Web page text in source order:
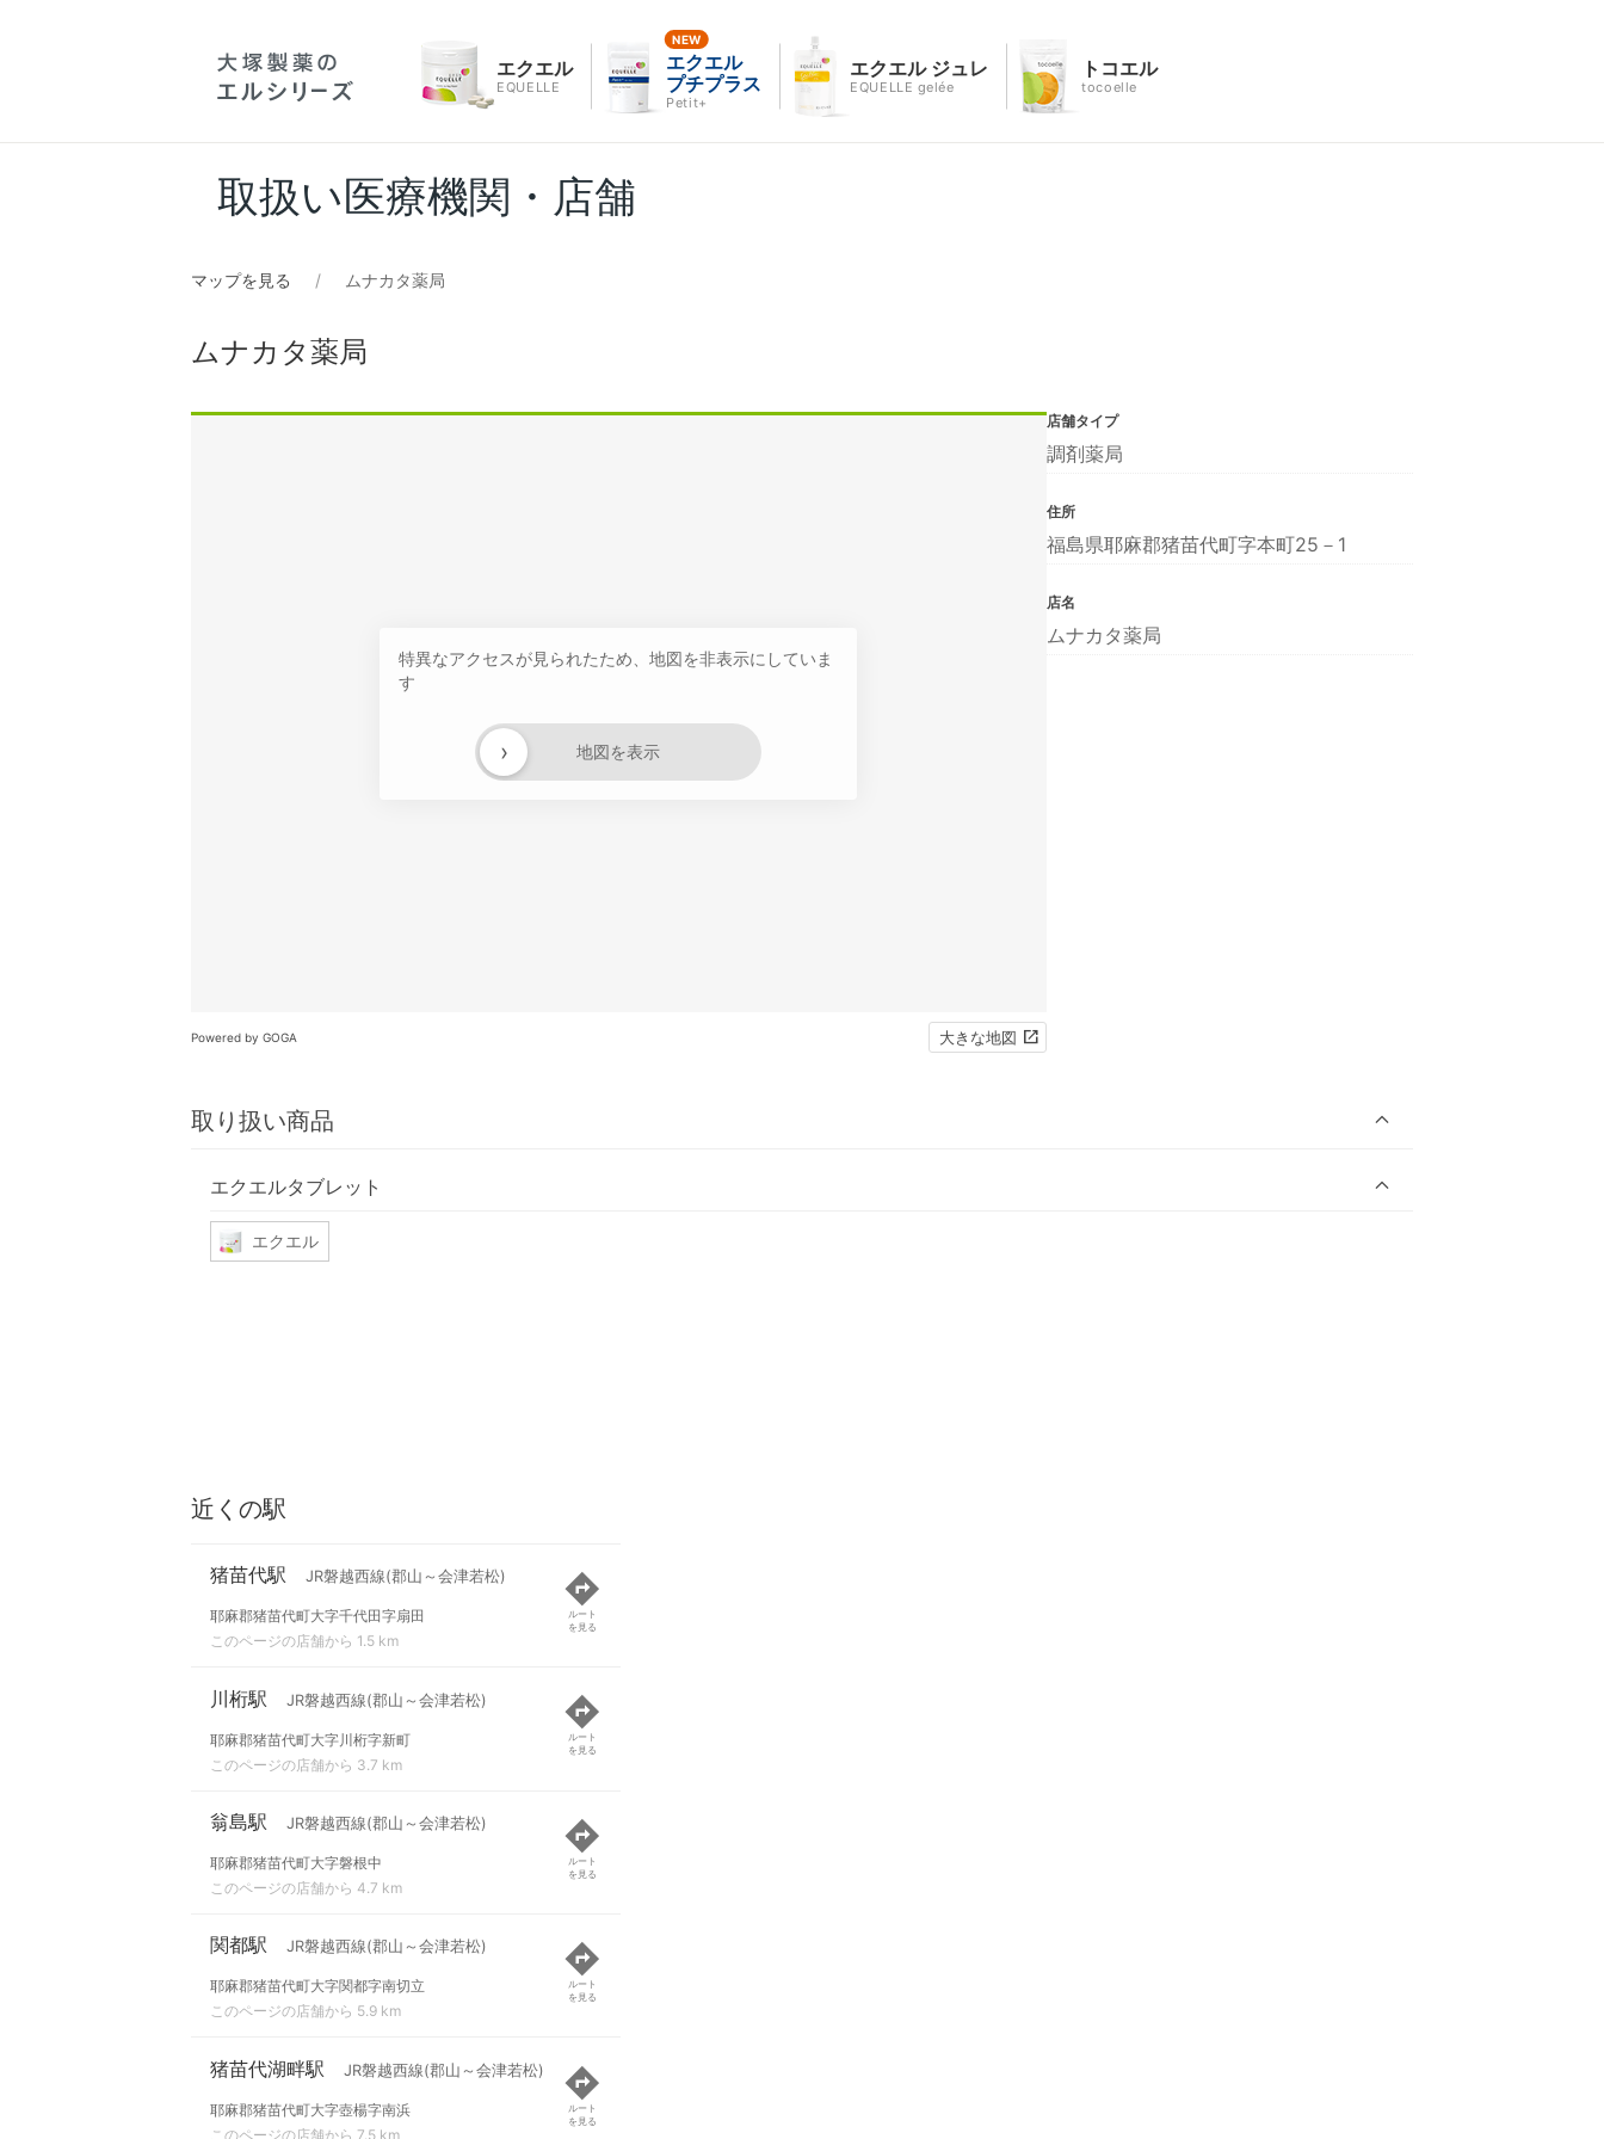
エクエル
EQUELLE
エクエル
プチプラス
Petit+
エクエル ジュレ
EQUELLE gelée
トコエル
tocoelle
取扱い医療機関・店舗
マップを見る ムナカタ薬局
ムナカタ薬局
特異なアクセスが見られたため、地図を非表示にしていま
す
地図を表示
›
Powered by GOGA 大きな地図
取り扱い商品
エクエルタブレット
エクエル
店舗タイプ
調剤薬局
住所
福島県耶麻郡猪苗代町字本町25－1
店名
ムナカタ薬局
近くの駅
猪苗代駅 JR磐越西線(郡山～会津若松)
耶麻郡猪苗代町大字千代田字扇田
このページの店舗から 1.5 km
ルート
を見る
川桁駅 JR磐越西線(郡山～会津若松)
耶麻郡猪苗代町大字川桁字新町
このページの店舗から 3.7 km
ルート
を見る
翁島駅 JR磐越西線(郡山～会津若松)
耶麻郡猪苗代町大字磐根中
このページの店舗から 4.7 km
ルート
を見る
関都駅 JR磐越西線(郡山～会津若松)
耶麻郡猪苗代町大字関都字南切立
このページの店舗から 5.9 km
ルート
を見る
猪苗代湖畔駅 JR磐越西線(郡山～会津若松)
耶麻郡猪苗代町大字壺楊字南浜
このページの店舗から 7.5 km
ルート
を見る